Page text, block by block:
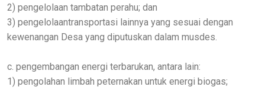
2) pengelolaan tambatan perahu; dan
3) pengelolaantransportasi lainnya yang sesuai dengan
kewenangan Desa yang diputuskan dalam musdes.
c. pengembangan energi terbarukan, antara lain:
1) pengolahan limbah peternakan untuk energi biogas;